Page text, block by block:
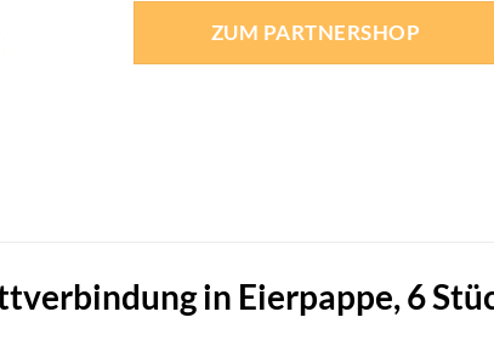
ZUM PARTNERSHOP
in Eierpappe, 6